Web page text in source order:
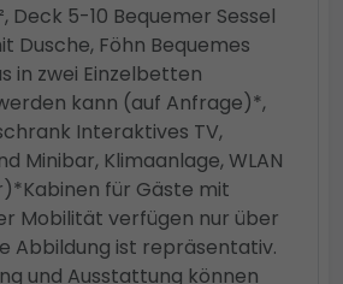
Deck 5-10 Bequemer Sessel
Dusche, Föhn Bequemes
in zwei Einzelbetten
kann (auf Anfrage)*,
Interaktives TV,
Minibar, Klimaanlage, WLAN
für Gäste mit
Mobilität verfügen nur über
Abbildung ist repräsentativ.
und Ausstattung können